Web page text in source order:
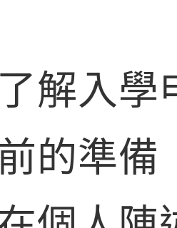
解入學
的準備